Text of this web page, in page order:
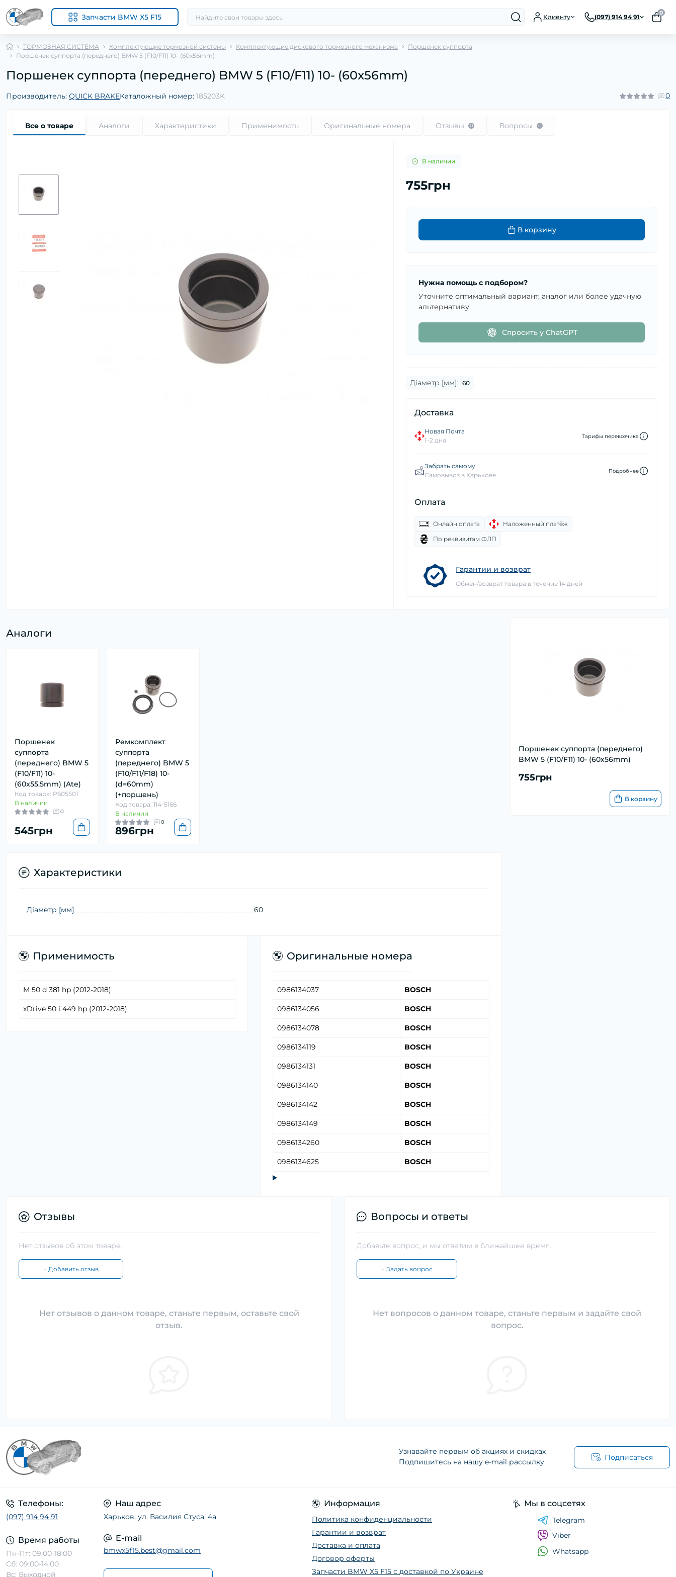
Запчасти BMW X5 F15 Клиенту (097) 914 94 91
0
ТОРМОЗНАЯ СИСТЕМА Комплектующие тормозной системы Комплектующие дискового тормозного механизма
Поршенек суппорта
Поршенек суппорта (переднего) BMW 5 (F10/F11) 10- (60x56mm)
Поршенек суппорта (переднего) BMW 5 (F10/F11) 10- (60x56mm)
Производитель: QUICK BRAKEКаталожный номер: 185203K 0
Все о товаре Аналоги Характеристики Применимость Оригинальные номера Отзывы 0 Вопросы 0
В наличии
755грн
В корзину
Нужна помощь с подбором?
Уточните оптимальный вариант, аналог или более удачную
альтернативу.
Спросить у ChatGPT
Діаметр [мм]: 60
Доставка
Новая Почта
1–2 дня
Тарифы перевозчика
Забрать самому
Самовывоз в Харькове
Подробнее
Оплата
Онлайн оплата
Наложенный платёж
По реквизитам ФЛП
Гарантии и возврат
Обмен/возврат товара в течение 14 дней
Поршенек суппорта (переднего)
BMW 5 (F10/F11) 10- (60x56mm)
755грн
В корзину
Аналоги
Поршенек
суппорта
(переднего) BMW 5
(F10/F11) 10-
(60x55.5mm) (Ate)
Код товара: P605501
В наличии
0
545грн
Ремкомплект
суппорта
(переднего) BMW 5
(F10/F11/F18) 10-
(d=60mm)
(+поршень)
Код товара: 114-5166
В наличии
0
896грн
Характеристики
Діаметр [мм] 60
Применимость
M 50 d 381 hp (2012-2018)
xDrive 50 i 449 hp (2012-2018)
Оригинальные номера
0986134037 BOSCH
0986134056 BOSCH
0986134078 BOSCH
0986134119 BOSCH
0986134131 BOSCH
0986134140 BOSCH
0986134142 BOSCH
0986134149 BOSCH
0986134260 BOSCH
0986134625 BOSCH
Отзывы
Нет отзывов об этом товаре.
+ Добавить отзыв
Нет отзывов о данном товаре, станьте первым, оставьте свой
отзыв.
Вопросы и ответы
Добавьте вопрос, и мы ответим в ближайшее время.
+ Задать вопрос
Нет вопросов о данном товаре, станьте первым и задайте свой
вопрос.
Узнавайте первым об акциях и скидках
Подпишитесь на нашу e-mail рассылку
Подписаться
Телефоны:
(097) 914 94 91
Время работы
Пн-Пт: 09:00-18:00
Сб: 09:00-14:00
Вс: Выходной
Наш адрес
Харьков, ул. Василия Стуса, 4а
E-mail
bmwx5f15.best@gmail.com
Информация
Политика конфиденциальности
Гарантии и возврат
Доставка и оплата
Договор оферты
Запчасти BMW X5 F15 с доставкой по Украине
Мы в соцсетях
Telegram
Viber
Whatsapp